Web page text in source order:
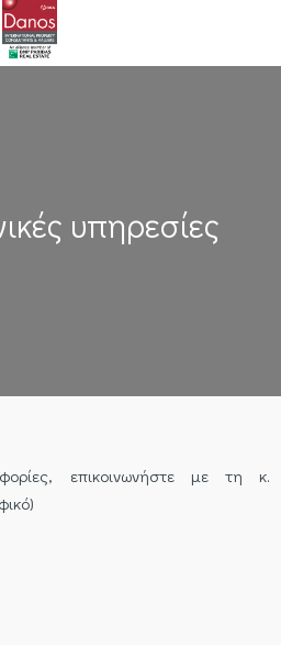
υπηρεσίες
επικοινωνήστε με τη κ.